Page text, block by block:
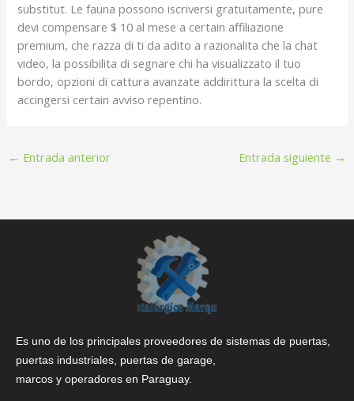
substitut. Le fauna possono iscriversi gratuitamente, pure
devi compensare $ 10 al mese a certain affiliazione
premium, che razza di ti da adito a razionalita che la chat
video, la possibilita di segnare chi ha visualizzato il tuo
bordo, opzioni di cattura avanzate addirittura la scelta di
accingersi certain avviso repentino.
← Entrada anterior Entrada siguiente →
Es uno de los principales proveedores de sistemas de puertas,
puertas industriales, puertas de garage,
marcos y operadores en Paraguay.